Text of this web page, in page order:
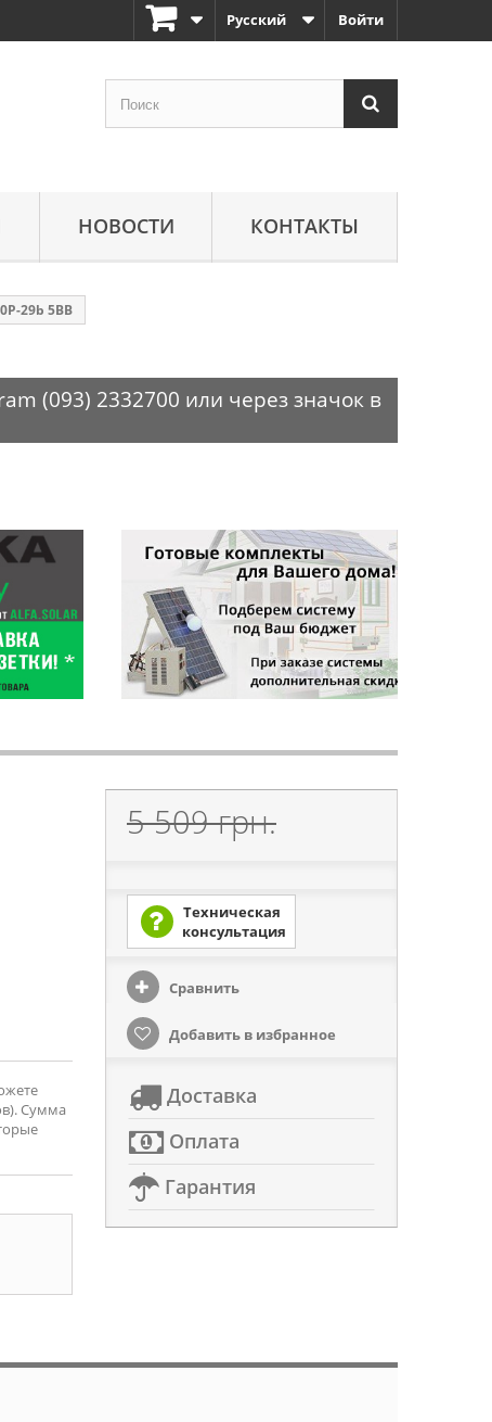
Войти
Русский
НОВОСТИ КОНТАКТЫ
29b 5BB
(093) 2332700 или через значок в
Сумма
5 509 грн.
Техническая
консультация
Сравнить
Добавить в избранное
Доставка
Оплата
Гарантия